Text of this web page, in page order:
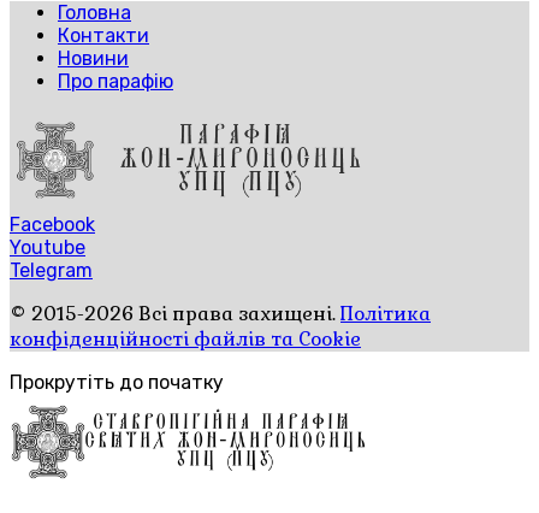
Головна
Контакти
Новини
Про парафію
Facebook
Youtube
Telegram
© 2015-2026 Всі права захищені.Політика
конфіденційності файлів та Cookie
Прокрутіть до початку